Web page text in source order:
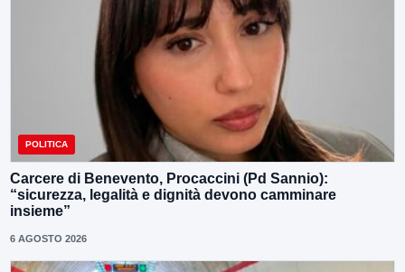
POLITICA
Carcere di Benevento, Procaccini (Pd Sannio):
“sicurezza, legalità e dignità devono camminare
insieme”
6 AGOSTO 2026